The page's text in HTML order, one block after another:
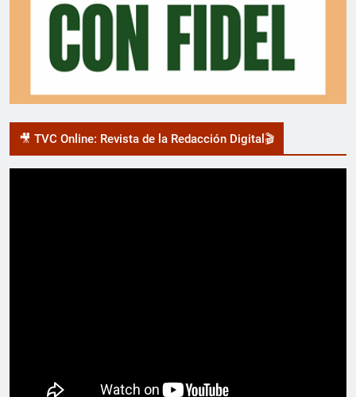
🎥 TVC Online: Revista de la Redacción Digital🎬